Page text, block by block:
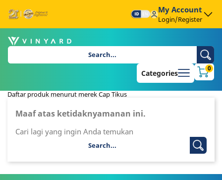
My Account
Login/Register
Categories
0
Daftar produk menurut merek Cap Tikus
Maaf atas ketidaknyamanan ini.
Cari lagi yang ingin Anda temukan